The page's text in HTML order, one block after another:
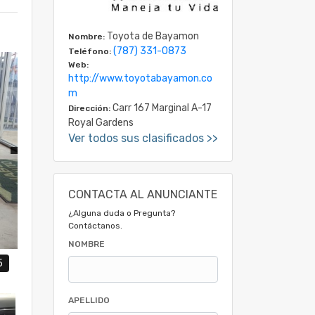
Nombre: Toyota de Bayamon
Teléfono: (787) 331-0873
Web:
http://www.toyotabayamon.co
m
Dirección: Carr 167 Marginal A-17
Royal Gardens
Ver todos sus clasificados >>
CONTACTA AL ANUNCIANTE
¿Alguna duda o Pregunta?
Contáctanos.
NOMBRE
APELLIDO